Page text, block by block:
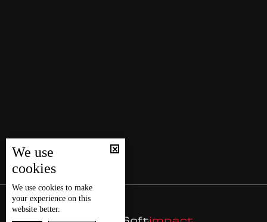
We use
cookies
We use cookies to make
your experience on this
website better.